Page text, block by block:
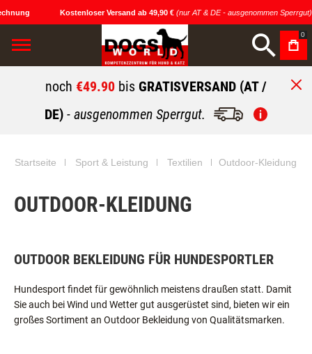
Kostenloser Versand ab 49,90 € (nur AT & DE - ausgenommen Sperrgut)
0
noch €49.90 bis GRATISVERSAND (AT /
DE) - ausgenommen Sperrgut.
Startseite Sport & Leistung Textilien Outdoor-Kleidung
OUTDOOR-KLEIDUNG
OUTDOOR BEKLEIDUNG FÜR HUNDESPORTLER
Hundesport findet für gewöhnlich meistens draußen statt. Damit
Sie auch bei Wind und Wetter gut ausgerüstet sind, bieten wir ein
großes Sortiment an Outdoor Bekleidung von Qualitätsmarken.